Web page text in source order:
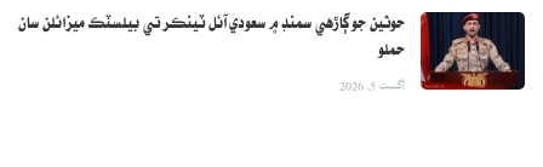
حوثين جو ڳاڙهي سمنڊ ۾ سعودي آئل ٽينڪر تي بيلسٽڪ ميزائلن سان
حملو
اگست 5, 2026